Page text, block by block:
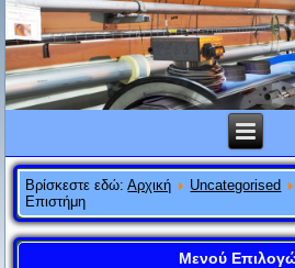
Βρίσκεστε εδώ:Αρχική Uncategorised
Επιστήμη
Μενού